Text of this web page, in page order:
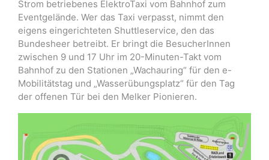
Strom betriebenes ElektroTaxi vom Bahnhof zum
Eventgelände. Wer das Taxi verpasst, nimmt den
eigens eingerichteten Shuttleservice, den das
Bundesheer betreibt. Er bringt die BesucherInnen
zwischen 9 und 17 Uhr im 20-Minuten-Takt vom
Bahnhof zu den Stationen „Wachauring“ für den e-
Mobilitätstag und „Wasserübungsplatz“ für den Tag
der offenen Tür bei den Melker Pionieren.